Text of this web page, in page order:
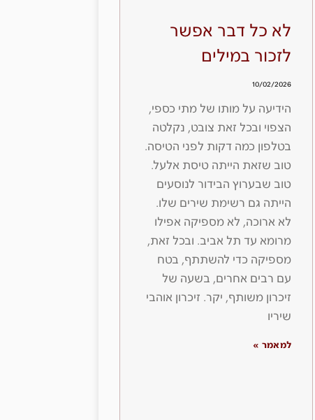
לא כל דבר אפשר
לזכור במילים
10/02/2026
הידיעה על מותו של מתי כספי,
הצפוי ובכל זאת צובט, נקלטה
בטלפון כמה דקות לפני הטיסה.
טוב שזאת הייתה טיסת אלעל.
טוב שבערוץ הבידור לנוסעים
הייתה גם רשימת שירים שלו.
לא ארוכה, לא מספיקה אפילו
מרומא עד תל אביב. ובכל זאת,
מספיקה כדי להשתתף, בטח
עם רבים אחרים, בשעה של
זיכרון משותף, יקר. זיכרון אוהבי
שיריו
למאמר »